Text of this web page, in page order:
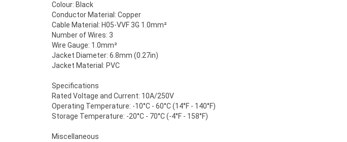
Colour: Black
Conductor Material: Copper
Cable Material: H05-VVF 3G 1.0mm²
Number of Wires: 3
Wire Gauge: 1.0mm²
Jacket Diameter: 6.8mm (0.27in)
Jacket Material: PVC
Specifications
Rated Voltage and Current: 10A/250V
Operating Temperature: -10°C - 60°C (14°F - 140°F)
Storage Temperature: -20°C - 70°C (-4°F - 158°F)
Miscellaneous